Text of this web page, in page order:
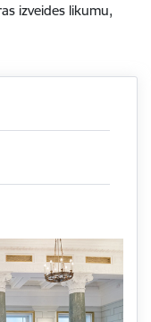
izveides likumu,